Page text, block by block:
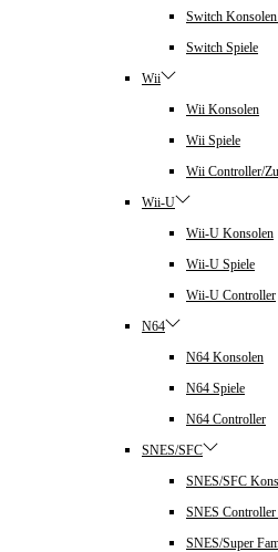
Switch
Switch Spiele
Wii
Wii Konsolen
Wii Spiele
Wii Controller/
Wii-U
Wii-U Konsolen
Wii-U Spiele
Wii-U Controller
N64
N64 Konsolen
N64 Spiele
N64 Controller
SNES/SFC
SNES/SFC
SNES
SNES/Super